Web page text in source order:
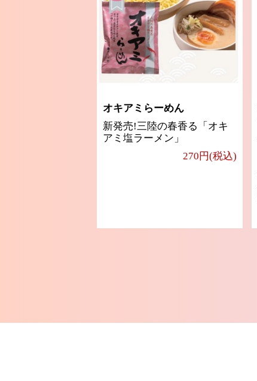
オキアミらーめん
新発売!三陸の春香る「オキ
アミ塩ラーメン」
270円(税込)